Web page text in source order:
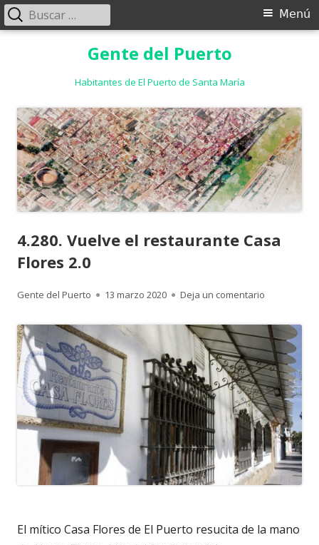
Gente del Puerto
Habitantes de El Puerto de Santa María
Menú
Menú
Buscar:
4.280. Vuelve el restaurante Casa
Flores 2.0
Autor
Gente del Puerto
Publicado
13 marzo 2020 Deja un comentario
El mítico Casa Flores de El Puerto resucita de la mano